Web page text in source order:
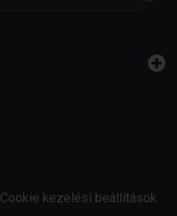
Cookie kezelési beállítások